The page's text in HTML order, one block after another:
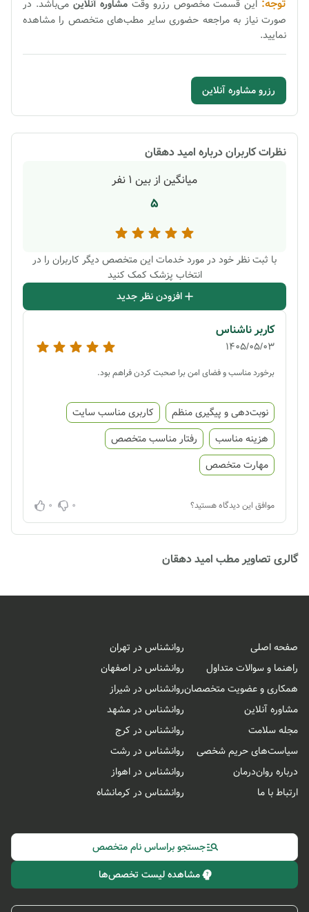
توجه: این قسمت مخصوص رزرو وقت مشاورهآنلاین می‌باشد. در
صورت نیاز به مراجعه حضوری سایر مطب‌های متخصص را مشاهده
نمایید.
رزرو مشاوره آنلاین
نظرات کاربران درباره امید دهقان
میانگین از بین 1 نفر
5
با ثبت نظر خود در مورد خدمات این متخصص دیگر کاربران را در
انتخاب پزشک کمک کنید
افزودن نظر جدید
کاربر ناشناس
1405/05/03
برخورد مناسب و فضای امن برا صحبت کردن فراهم بود.
نوبت‌دهی و پیگیری منظم
کاربری مناسب سایت
هزینه مناسب
رفتار مناسب متخصص
مهارت متخصص
موافق این دیدگاه هستید؟ 0
0
گالری تصاویر مطب امید دهقان
صفحه اصلی
راهنما و سوالات متداول
همکاری و عضویت متخصصان
مشاوره آنلاین
مجله سلامت
سیاست‌های حریم شخصی
درباره روان‌درمان
ارتباط با ما
روانشناس در تهران
روانشناس در اصفهان
روانشناس در شیراز
روانشناس در مشهد
روانشناس در کرج
روانشناس در رشت
روانشناس در اهواز
روانشناس در کرمانشاه
جستجو براساس نام متخصص
مشاهده لیست تخصص‌ها